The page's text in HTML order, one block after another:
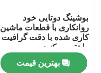
بوشینگ دوتایی خود
روانکاری با قطعات ماشین
کاری شده با دقت گرافیت
را تقسیم کنید
بهترین قیمت